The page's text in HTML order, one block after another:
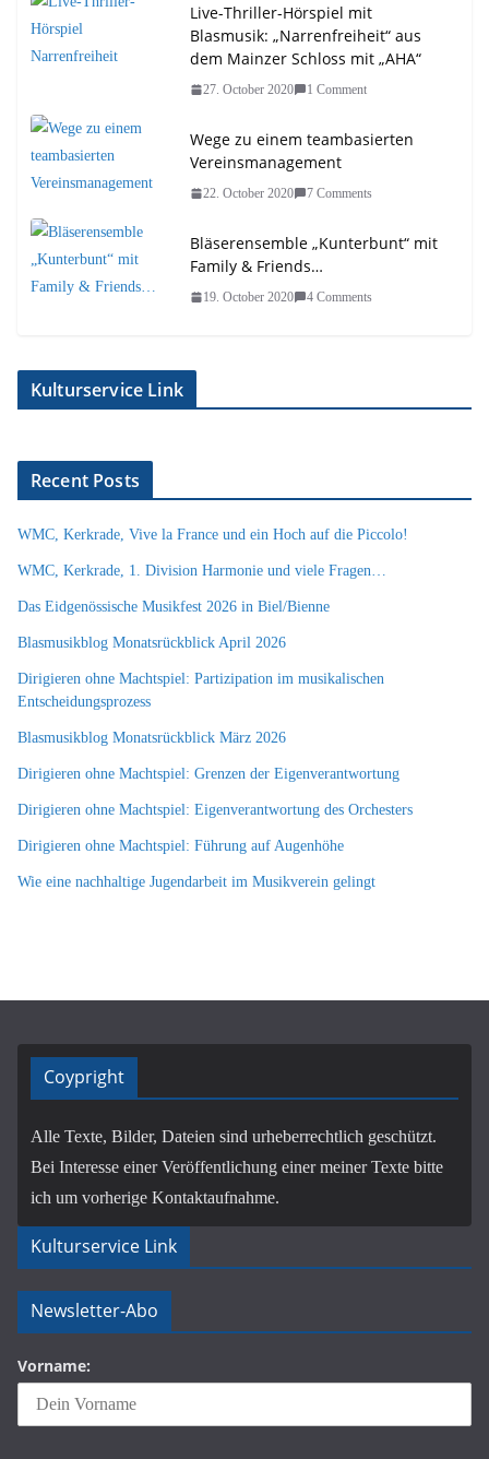
Live-Thriller-Hörspiel mit
Blasmusik: „Narrenfreiheit“ aus
dem Mainzer Schloss mit „AHA“
27. October 2020 1 Comment
Wege zu einem teambasierten
Vereinsmanagement
22. October 2020 7 Comments
Bläserensemble „Kunterbunt“ mit
Family & Friends…
19. October 2020 4 Comments
Kulturservice Link
Recent Posts
WMC, Kerkrade, Vive la France und ein Hoch auf die Piccolo!
WMC, Kerkrade, 1. Division Harmonie und viele Fragen…
Das Eidgenössische Musikfest 2026 in Biel/Bienne
Blasmusikblog Monatsrückblick April 2026
Dirigieren ohne Machtspiel: Partizipation im musikalischen
Entscheidungsprozess
Blasmusikblog Monatsrückblick März 2026
Dirigieren ohne Machtspiel: Grenzen der Eigenverantwortung
Dirigieren ohne Machtspiel: Eigenverantwortung des Orchesters
Dirigieren ohne Machtspiel: Führung auf Augenhöhe
Wie eine nachhaltige Jugendarbeit im Musikverein gelingt
Coypright
Alle Texte, Bilder, Dateien sind urheberrechtlich geschützt.
Bei Interesse einer Veröffentlichung einer meiner Texte bitte
ich um vorherige Kontaktaufnahme.
Kulturservice Link
Newsletter-Abo
Vorname: